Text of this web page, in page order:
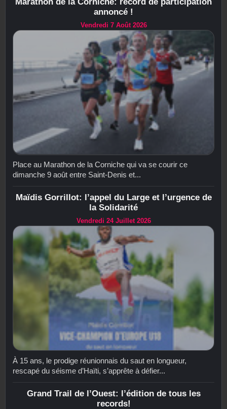
annoncé !
Vendredi 7 Août 2026
Place au Marathon de la Corniche qui va se courir ce
dimanche 9 août entre Saint-Denis et...
Maïdis Gorrillot: l’appel du Large et l’urgence de
la Solidarité
Vendredi 24 Juillet 2026
À 15 ans, le prodige réunionnais du saut en longueur,
rescapé du séisme d’Haïti, s’apprête à défier...
Grand Trail de l’Ouest: l’édition de tous les
records!